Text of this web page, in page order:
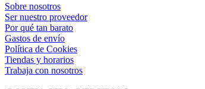
Sobre nosotros
Ser nuestro proveedor
Por qué tan barato
Gastos de envío
Política de Cookies
Tiendas y horarios
Trabaja con nosotros